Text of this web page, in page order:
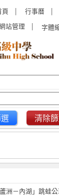
頁 行事曆
站管理 字體
內湖高
清除
蘆洲－內湖」跳蛙